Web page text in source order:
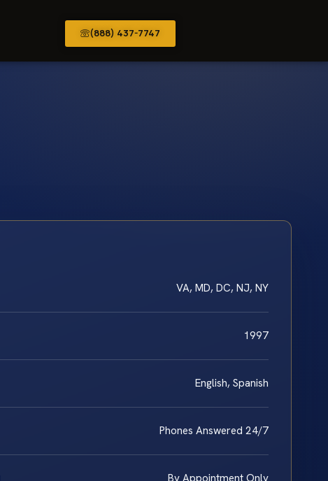
(888) 437-7747
VA, MD, DC, NJ, NY
1997
English, Spanish
Phones Answered 24/7
By Appointment Only